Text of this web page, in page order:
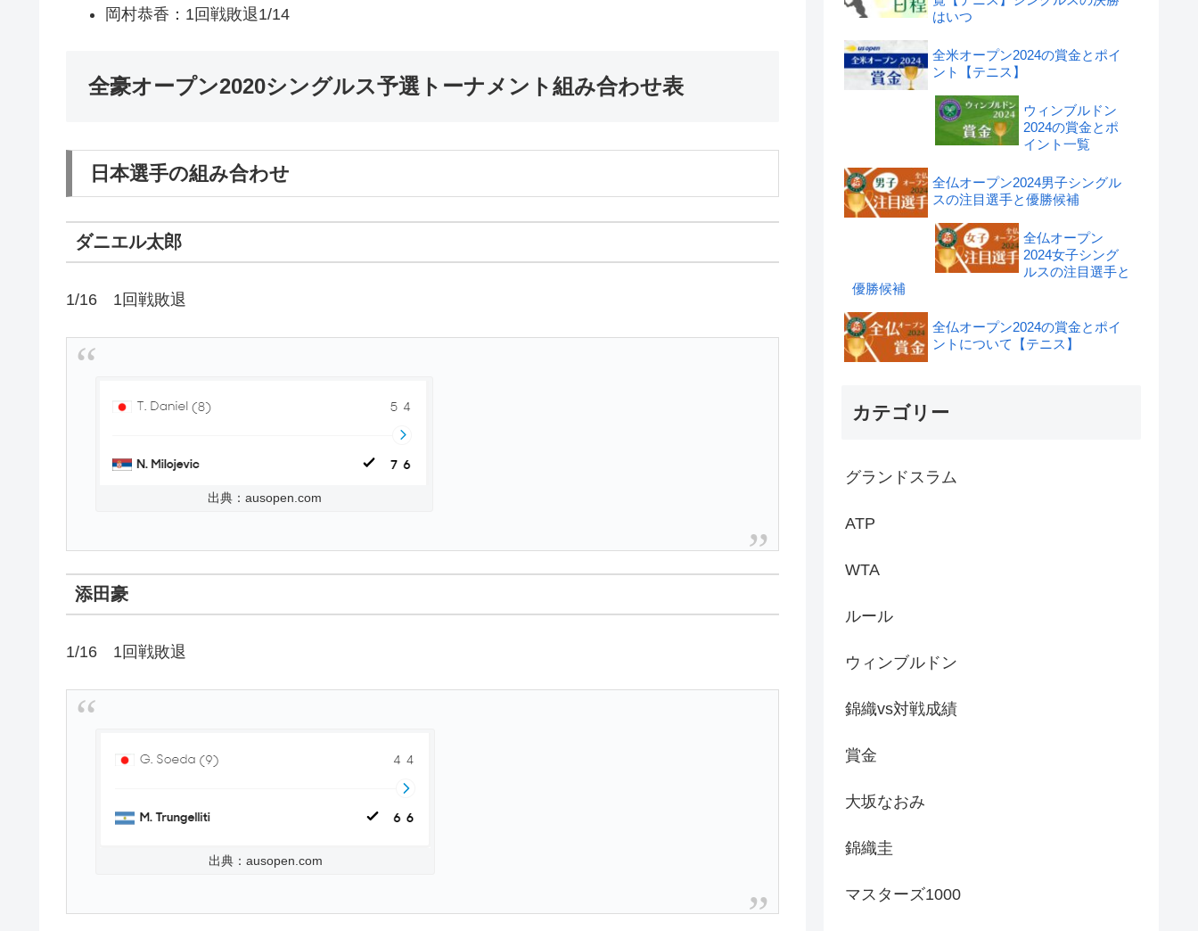
岡村恭香：1回戦敗退1/14
全豪オープン2020シングルス予選トーナメント組み合わせ表
日本選手の組み合わせ
ダニエル太郎
1/16 1回戦敗退
出典：ausopen.com
添田豪
1/16 1回戦敗退
出典：ausopen.com
はいつ
全米オープン2024の賞金とポイ
ント【テニス】
ウィンブルドン
2024の賞金とポ
イント一覧
全仏オープン2024男子シングル
スの注目選手と優勝候補
全仏オープン
2024女子シング
ルスの注目選手と
優勝候補
全仏オープン2024の賞金とポイ
ントについて【テニス】
カテゴリー
グランドスラム
ATP
WTA
ルール
ウィンブルドン
錦織vs対戦成績
賞金
大坂なおみ
錦織圭
マスターズ1000